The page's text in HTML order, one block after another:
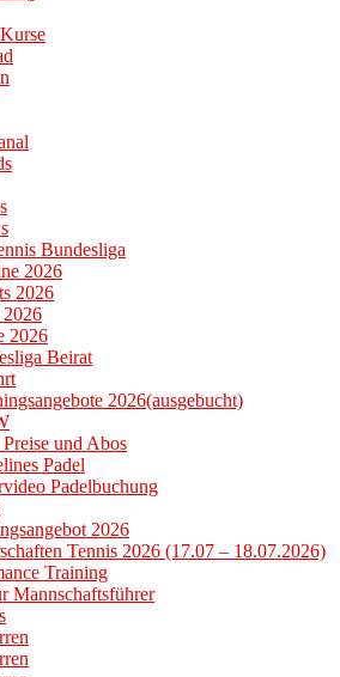
Bundesliga
2026
2026
2026
2026
Beirat
2026(ausgebucht)
Preise und Abos
Padel
Padelbuchung
2026
Tennis 2026 (17.07 – 18.07.2026)
Training
Mannschaftsführer